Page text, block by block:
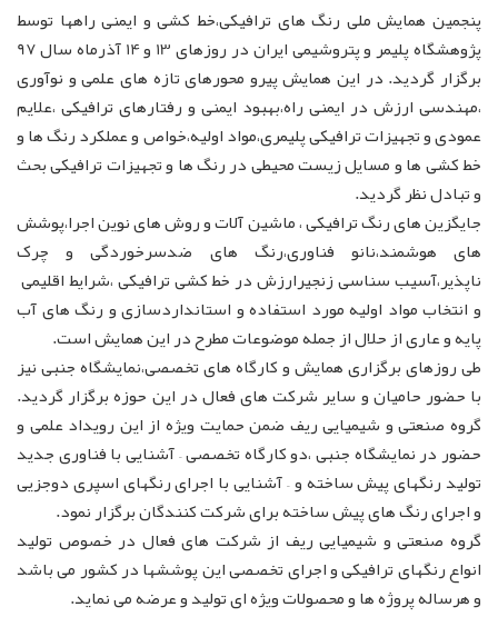
پنجمین همایش ملی رنگ های ترافیکی،خط کشی و ایمنی راهها توسط
پژوهشگاه پلیمر و پتروشیمی ایران در روزهای 13 و 14 آذرماه سال 97
برگزار گردید. در این همایش پیرو محورهای تازه های علمی و نوآوری
،مهندسی ارزش در ایمنی راه،بهبود ایمنی و رفتارهای ترافیکی ،علایم
عمودی و تجهیزات ترافیکی پلیمری،مواد اولیه،خواص و عملکرد رنگ ها و
خط کشی ها و مسایل زیست محیطی در رنگ ها و تجهیزات ترافیکی بحث
و تبادل نظر گردید.
جایگزین های رنگ ترافیکی ، ماشین آلات و روش های نوین اجرا،پوشش
های هوشمند،نانو فناوری،رنگ های ضدسرخوردگی و چرک
ناپذیر،آسیب سناسی زنجیرارزش در خط کشی ترافیکی ،شرایط اقلیمی
و انتخاب مواد اولیه مورد استفاده و استانداردسازی و رنگ های آب
پایه و عاری از حلال از جمله موضوعات مطرح در این همایش است.
طی روزهای برگزاری همایش و کارگاه های تخصصی،نمایشگاه جنبی نیز
با حضور حامیان و سایر شرکت های فعال در این حوزه برگزار گردید.
گروه صنعتی و شیمیایی ریف ضمن حمایت ویژه از این رویداد علمی و
حضور در نمایشگاه جنبی ،دو کارگاه تخصصی – آشنایی با فناوری جدید
تولید رنگهای پیش ساخته و – آشنایی با اجرای رنگهای اسپری دوجزیی
و اجرای رنگ های پیش ساخته برای شرکت کنندگان برگزار نمود.
گروه صنعتی و شیمیایی ریف از شرکت های فعال در خصوص تولید
انواع رنگهای ترافیکی و اجرای تخصصی این پوششها در کشور می باشد
و هرساله پروژه ها و محصولات ویژه ای تولید و عرضه می نماید.